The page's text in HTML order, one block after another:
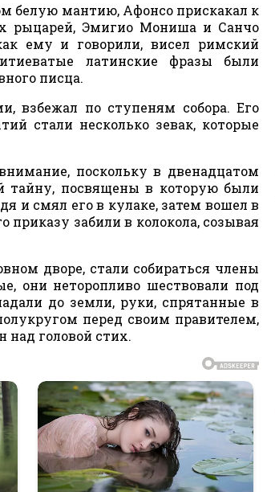
белую мантию, Афонсо прискакал к
рыцарей, Эмигио Мониша и Санчо
ему и говорили, висел римский
латинские фразы были
писца.
взбежал по ступеням собора. Его
стали несколько зевак, которые
поскольку в двенадцатом
тайну, посвящены в которую были
и смял его в кулаке, затем вошел в
приказу забили в колокола, созывая
дворе, стали собираться члены
они неторопливо шествовали под
до земли, руки, спрятанные в
перед своим правителем,
над головой стих.